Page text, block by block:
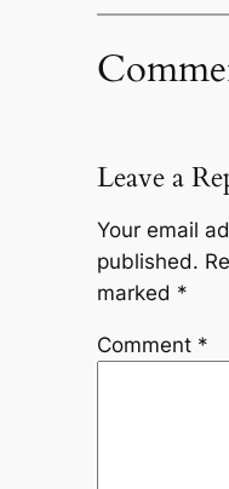
Leave a
Your email
published.
marked *
Comment *